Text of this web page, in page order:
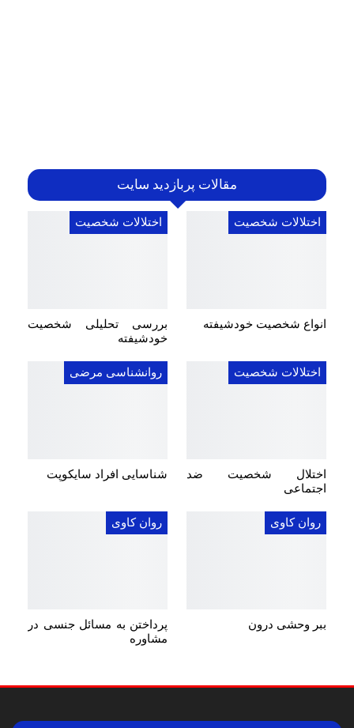
مقالات پربازدید سایت
اختلالات شخصیت
انواع شخصیت خودشیفته
اختلالات شخصیت
بررسی تحلیلی شخصیت
خودشیفته
اختلالات شخصیت
اختلال شخصیت ضد
اجتماعی
روانشناسی مرضی
شناسایی افراد سایکوپت
روان کاوی
ببر وحشی درون
روان کاوی
پرداختن به مسائل جنسی در
مشاوره